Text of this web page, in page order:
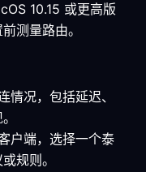
10.15 或更高版
测量路由。
情况，包括延迟、
户端，选择一个泰
规则。